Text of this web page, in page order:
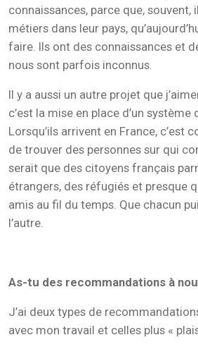
connaissances, parce que, souvent,
métiers dans leur pays,
faire. Ils ont des connaissances et
nous sont parfois inconnus.
Il y a aussi un autre projet que
c’est la mise en place d’un système
Lorsqu’ils arrivent en France, c’est
de trouver des personnes sur qui
serait que des citoyens français
étrangers, des réfugiés et presque
amis au fil du temps. Que chacun
l’autre.
As-tu des recommandations à
J’ai deux types de
avec mon travail et celles plus «